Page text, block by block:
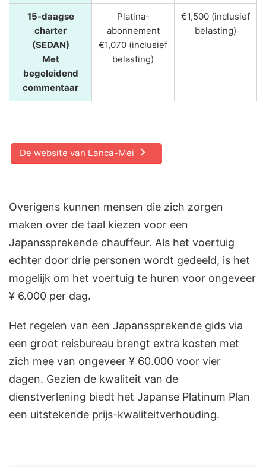
15-daagse
charter
(SEDAN)
Met
begeleidend
commentaar
Platina-
abonnement
€1,070 (inclusief
belasting)
€1,500 (inclusief
belasting)
De website van Lanca-Mei
Overigens kunnen mensen die zich zorgen
maken over de taal kiezen voor een
Japanssprekende chauffeur. Als het voertuig
echter door drie personen wordt gedeeld, is het
mogelijk om het voertuig te huren voor ongeveer
¥ 6.000 per dag.
Het regelen van een Japanssprekende gids via
een groot reisbureau brengt extra kosten met
zich mee van ongeveer ¥ 60.000 voor vier
dagen. Gezien de kwaliteit van de
dienstverlening biedt het Japanse Platinum Plan
een uitstekende prijs-kwaliteitverhouding.